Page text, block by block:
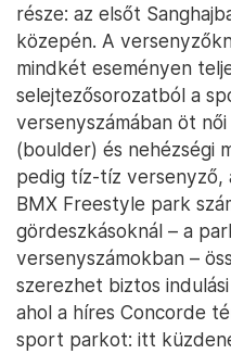
része: az elsőt
közepén. A
mindkét eseményen
selejtezősorozatból a
versenyszámában öt
(boulder) és nehézségi
pedig tíz-tíz versenyző,
BMX Freestyle park
gördeszkásoknál – a
versenyszámokban –
szerezhet biztos
ahol a híres Concorde
sport parkot: itt